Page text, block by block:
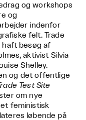
og workshops
og
indenfor
felt. Trade
haft besøg af
aktivist Silvia
Shelley.
og det offentlige
Test Site
om nye
feministisk
løbende på